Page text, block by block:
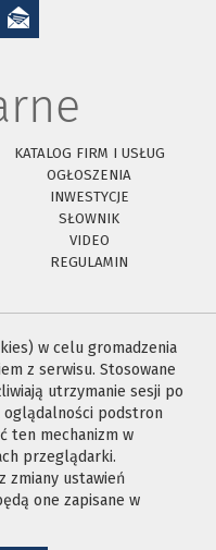
KATALOG FIRM I USŁUG
OGŁOSZENIA
INWESTYCJE
SŁOWNIK
VIDEO
REGULAMIN
w celu gromadzenia
z serwisu. Stosowane
utrzymanie sesji po
podstron
ten mechanizm w
przeglądarki.
zmiany ustawień
one zapisane w